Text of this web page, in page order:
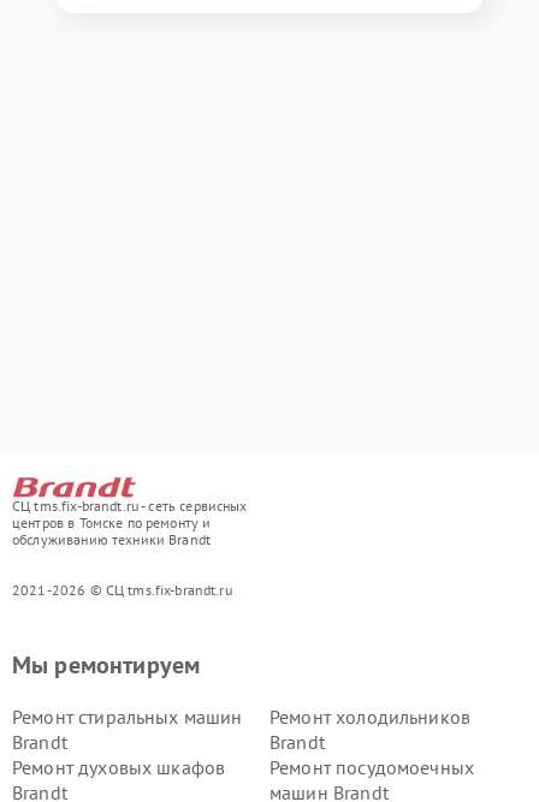
СЦ tms.fix-brandt.ru - сеть сервисных
центров в Томске по ремонту и
обслуживанию техники Brandt
2021-2026 © СЦ tms.fix-brandt.ru
Мы ремонтируем
Ремонт стиральных машин
Brandt
Ремонт холодильников
Brandt
Ремонт духовых шкафов
Brandt
Ремонт посудомоечных
машин Brandt